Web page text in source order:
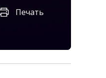
Печать